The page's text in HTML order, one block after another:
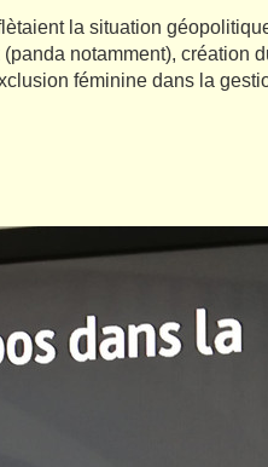
la situation
notamment), création
féminine dans la